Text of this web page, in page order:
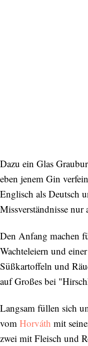
Dazu ein Glas
eben jenem Gin
Englisch als Deutsch
Missverständnisse nur
Den Anfang machen
Wachteleiern und
Süßkartoffeln und
auf Großes bei
Langsam füllen sich
vom Horváth mit
zwei mit Fleisch und